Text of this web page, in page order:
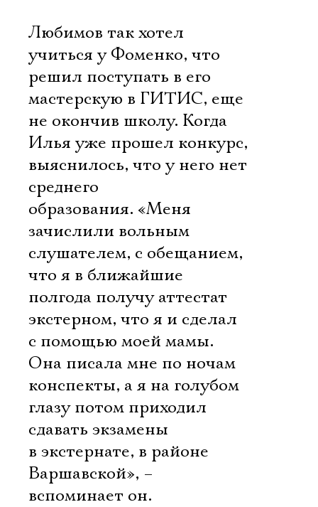
Любимов так хотел
учиться у Фоменко, что
решил поступать в его
мастерскую в ГИТИС, еще
не окончив школу. Когда
Илья уже прошел конкурс,
выяснилось, что у него нет
среднего
образования. «Меня
зачислили вольным
слушателем, с обещанием,
что я в ближайшие
полгода получу аттестат
экстерном, что я и сделал
с помощью моей мамы.
Она писала мне по ночам
конспекты, а я на голубом
глазу потом приходил
сдавать экзамены
в экстернате, в районе
Варшавской», –
вспоминает он.